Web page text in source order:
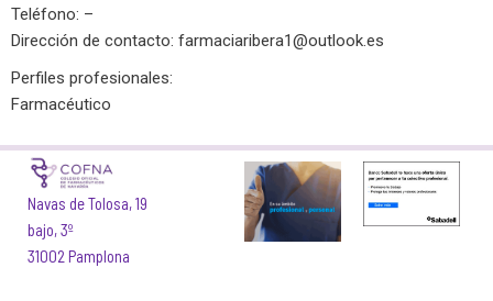
Teléfono: –
Dirección de contacto: farmaciaribera1@outlook.es
Perfiles profesionales:
Farmacéutico
Navas de Tolosa, 19
bajo, 3º
31002 Pamplona